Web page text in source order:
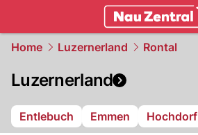
Home Luzernerland Rontal
Luzernerland
Entlebuch Emmen Hochdorf